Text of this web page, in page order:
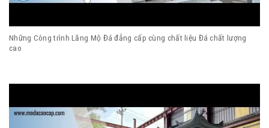
Những Công trình Lăng Mộ Đá đẳng cấp cùng chất liệu Đá chất lượng
cao